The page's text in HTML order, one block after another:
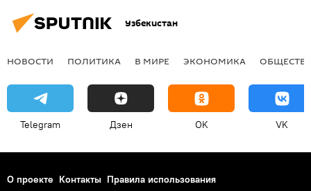
Узбекистан
НОВОСТИ ПОЛИТИКА В МИРЕ ЭКОНОМИКА
Telegram Дзен OK VK
О проекте Контакты Правила использования